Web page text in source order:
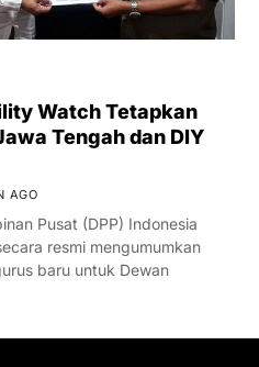
Watch Tetapkan
Tengah dan DIY
AGO
Pusat (DPP) Indonesia
resmi mengumumkan
baru untuk Dewan